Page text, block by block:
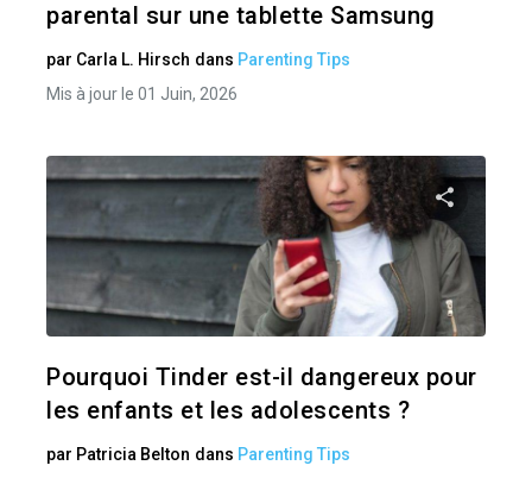
parental sur une tablette Samsung
par Carla L. Hirsch dans Parenting Tips
Mis à jour le 01 Juin, 2026
Pourquoi Tinder est-il dangereux pour
les enfants et les adolescents ?
par Patricia Belton dans Parenting Tips